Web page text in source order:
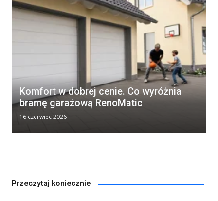
Komfort w dobrej cenie. Co wyróżnia
bramę garażową RenoMatic
16 czerwiec 2026
Przeczytaj koniecznie